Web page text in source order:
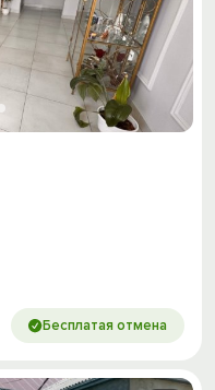
Бесплатая отмена